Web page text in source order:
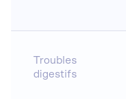
Troubles
digestifs